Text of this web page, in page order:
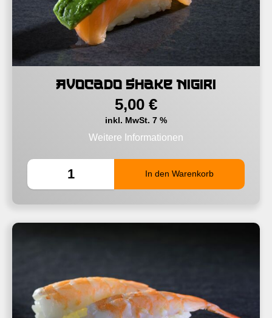
Avocado Shake Nigiri
5,00 €
inkl. MwSt. 7 %
Weitere Informationen